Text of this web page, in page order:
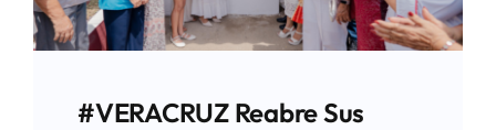
#VERACRUZ Reabre Sus